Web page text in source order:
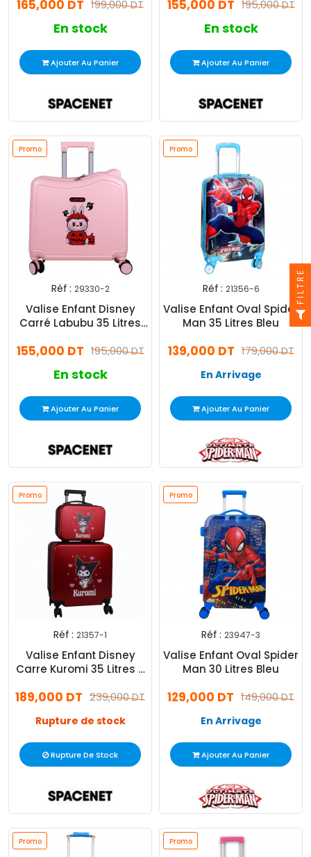
199,000 DT
165,000 DT
En stock
Ajouter Au Panier
195,000 DT
155,000 DT
En stock
Ajouter Au Panier
Promo
Réf : 29330-2
Valise Enfant Disney
Carré Labubu 35 Litres
195,000 DT
155,000 DT
En stock
Ajouter Au Panier
Promo
Réf : 21356-6
Valise Enfant Oval Spider
Man 35 Litres Bleu
179,000 DT
139,000 DT
En Arrivage
Ajouter Au Panier
Promo
Réf : 21357-1
Valise Enfant Disney
Carre Kuromi 35 Litres 2
239,000 DT
189,000 DT
Rupture de stock
Rupture De Stock
Promo
Réf : 23947-3
Valise Enfant Oval Spider
Man 30 Litres Bleu
149,000 DT
129,000 DT
En Arrivage
Ajouter Au Panier
Promo Promo
FILTRE